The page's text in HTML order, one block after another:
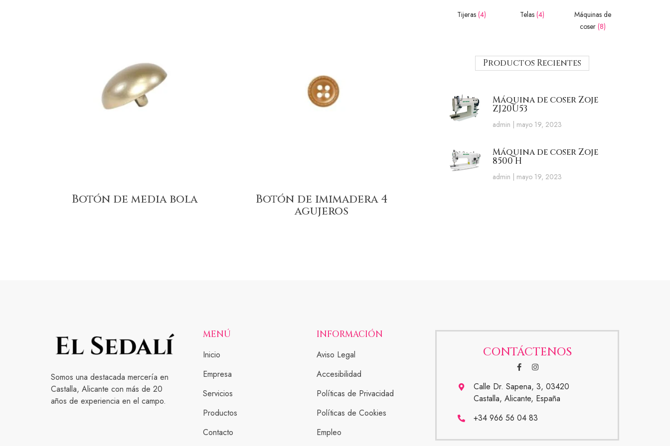
Botón de media bola
Botón de imimadera 4
agujeros
Tijeras(4) Telas (4)
Máquinas de
coser (8)
Productos Recientes
Máquina de coser Zoje
ZJ20U53
admin mayo 19, 2023
Máquina de coser Zoje
8500 H
admin mayo 19, 2023
Somos una destacada mercería en
Castalla, Alicante con más de 20
años de experiencia en el campo.
MENÚ
Inicio
Empresa
Servicios
Productos
Contacto
INFORMACIÓN
Aviso Legal
Accesibilidad
Políticas de Privacidad
Políticas de Cookies
Empleo
CONTÁCTENOS
Calle Dr. Sapena, 3, 03420
Castalla, Alicante, España
+34 966 56 04 83